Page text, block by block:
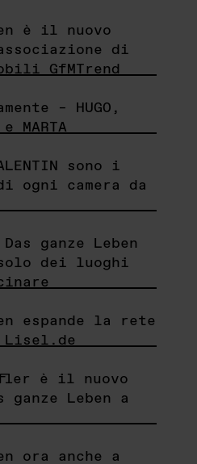
è il nuovo
di
GfMTrend
– HUGO,
MARTA
sono i
ogni camera da
ganze Leben
dei luoghi
espande la rete
è il nuovo
Leben a
ora anche a